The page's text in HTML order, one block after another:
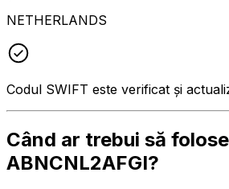
NETHERLANDS
Codul SWIFT este verificat și
Când ar trebui să
ABNCNL2AFGI?